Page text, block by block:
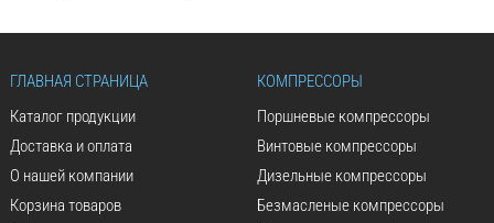
ГЛАВНАЯ СТРАНИЦА
Каталог продукции
Доставка и оплата
О нашей компании
Корзина товаров
КОМПРЕССОРЫ
Поршневые компрессоры
Винтовые компрессоры
Дизельные компрессоры
Безмасленые компрессоры